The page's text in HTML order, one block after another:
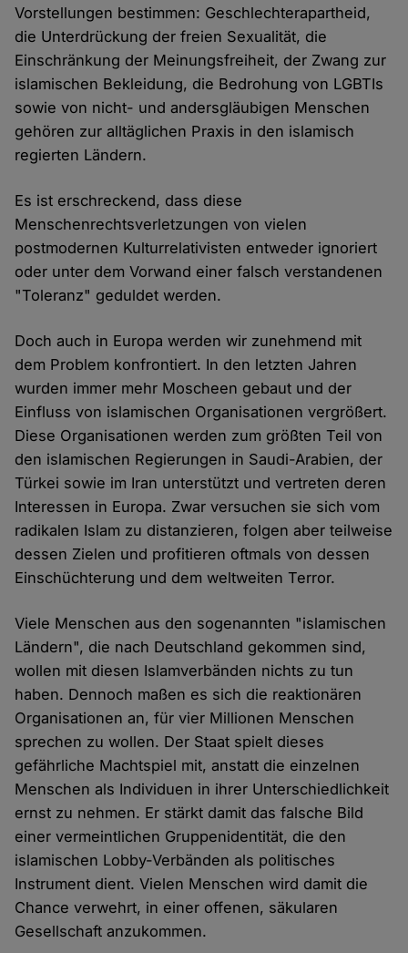
Vorstellungen bestimmen: Geschlechterapartheid,
die Unterdrückung der freien Sexualität, die
Einschränkung der Meinungsfreiheit, der Zwang zur
islamischen Bekleidung, die Bedrohung von LGBTIs
sowie von nicht- und andersgläubigen Menschen
gehören zur alltäglichen Praxis in den islamisch
regierten Ländern.
Es ist erschreckend, dass diese
Menschenrechtsverletzungen von vielen
postmodernen Kulturrelativisten entweder ignoriert
oder unter dem Vorwand einer falsch verstandenen
"Toleranz" geduldet werden.
Doch auch in Europa werden wir zunehmend mit
dem Problem konfrontiert. In den letzten Jahren
wurden immer mehr Moscheen gebaut und der
Einfluss von islamischen Organisationen vergrößert.
Diese Organisationen werden zum größten Teil von
den islamischen Regierungen in Saudi-Arabien, der
Türkei sowie im Iran unterstützt und vertreten deren
Interessen in Europa. Zwar versuchen sie sich vom
radikalen Islam zu distanzieren, folgen aber teilweise
dessen Zielen und profitieren oftmals von dessen
Einschüchterung und dem weltweiten Terror.
Viele Menschen aus den sogenannten "islamischen
Ländern", die nach Deutschland gekommen sind,
wollen mit diesen Islamverbänden nichts zu tun
haben. Dennoch maßen es sich die reaktionären
Organisationen an, für vier Millionen Menschen
sprechen zu wollen. Der Staat spielt dieses
gefährliche Machtspiel mit, anstatt die einzelnen
Menschen als Individuen in ihrer Unterschiedlichkeit
ernst zu nehmen. Er stärkt damit das falsche Bild
einer vermeintlichen Gruppenidentität, die den
islamischen Lobby-Verbänden als politisches
Instrument dient. Vielen Menschen wird damit die
Chance verwehrt, in einer offenen, säkularen
Gesellschaft anzukommen.